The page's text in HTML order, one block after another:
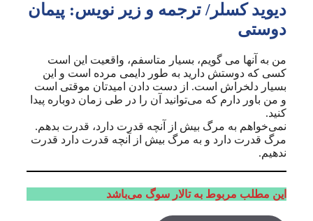
دیوید کسلر/ ترجمه و زیر نویس: پیمان
دوستی
من به آنها می گویم، بسیار متاسفم، واقعیت این است
کسی که دوستش دارید به طور دایمی مرده است و این
بسیار دلخراش است. از دست دادن امیدتان موقتی است
و من باور دارم که می‌توانید آن را در طی زمان دوباره پیدا
کنید.
نمی‌خواهم به مرگ بیش از آنچه قدرت دارد، قدرت بدهم.
مرگ قدرت دارد و به مرگ بیش از آنچه قدرت دارد قدرت
ندهیم.
این مطلب مربوط به تالار سوگ می‌باشد